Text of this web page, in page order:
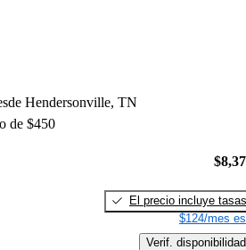
Hendersonville, TN
de $450
El precio incluye tasas
$124/mes
Verif. disponibilidad